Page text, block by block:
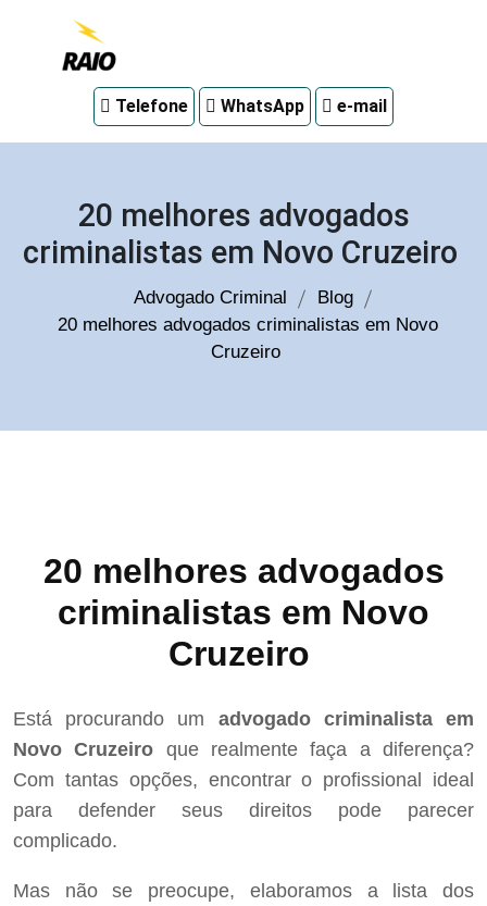
em
Telefone WhatsApp e-mail
20 melhores advogados
criminalistas em Novo Cruzeiro
Advogado Criminal
Blog
20 melhores advogados criminalistas em Novo
Cruzeiro
20 melhores advogados
criminalistas em Novo
Cruzeiro
Está procurando um advogado criminalista em
Novo Cruzeiro que realmente faça a diferença?
Com tantas opções, encontrar o profissional ideal
para defender seus direitos pode parecer
complicado.
Mas não se preocupe, elaboramos a lista dos